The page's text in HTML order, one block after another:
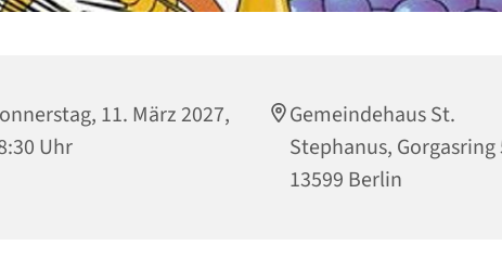
11. März 2027,
Uhr
Gemeindehaus St.
Stephanus, Gorgasring
13599 Berlin